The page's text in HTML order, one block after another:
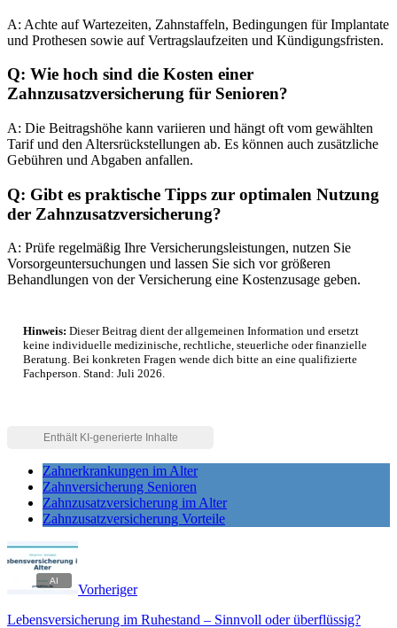
A: Achte auf Wartezeiten, Zahnstaffeln, Bedingungen für Implantate
und Prothesen sowie auf Vertragslaufzeiten und Kündigungsfristen.
Q: Wie hoch sind die Kosten einer
Zahnzusatzversicherung für Senioren?
A: Die Beitragshöhe kann variieren und hängt oft vom gewählten
Tarif und den Altersrückstellungen ab. Es können auch zusätzliche
Gebühren und Abgaben anfallen.
Q: Gibt es praktische Tipps zur optimalen Nutzung
der Zahnzusatzversicherung?
A: Prüfe regelmäßig Ihre Versicherungsleistungen, nutzen Sie
Vorsorgeuntersuchungen und lassen Sie sich vor größeren
Behandlungen von der Versicherung eine Kostenzusage geben.
Hinweis: Dieser Beitrag dient der allgemeinen Information und ersetzt
keine individuelle medizinische, rechtliche, steuerliche oder finanzielle
Beratung. Bei konkreten Fragen wende dich bitte an eine qualifizierte
Fachperson. Stand: Juli 2026.
Zahnerkrankungen im Alter
Zahnversicherung Senioren
Zahnzusatzversicherung im Alter
Zahnzusatzversicherung Vorteile
Vorheriger
Lebensversicherung im Ruhestand – Sinnvoll oder überflüssig?